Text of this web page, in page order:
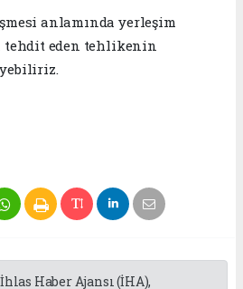
anlamında yerleşim
tehdit eden tehlikenin
Haber Ajansı (İHA),